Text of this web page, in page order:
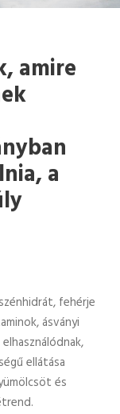
amire
a
fehérje
ásványi
ellátása
és